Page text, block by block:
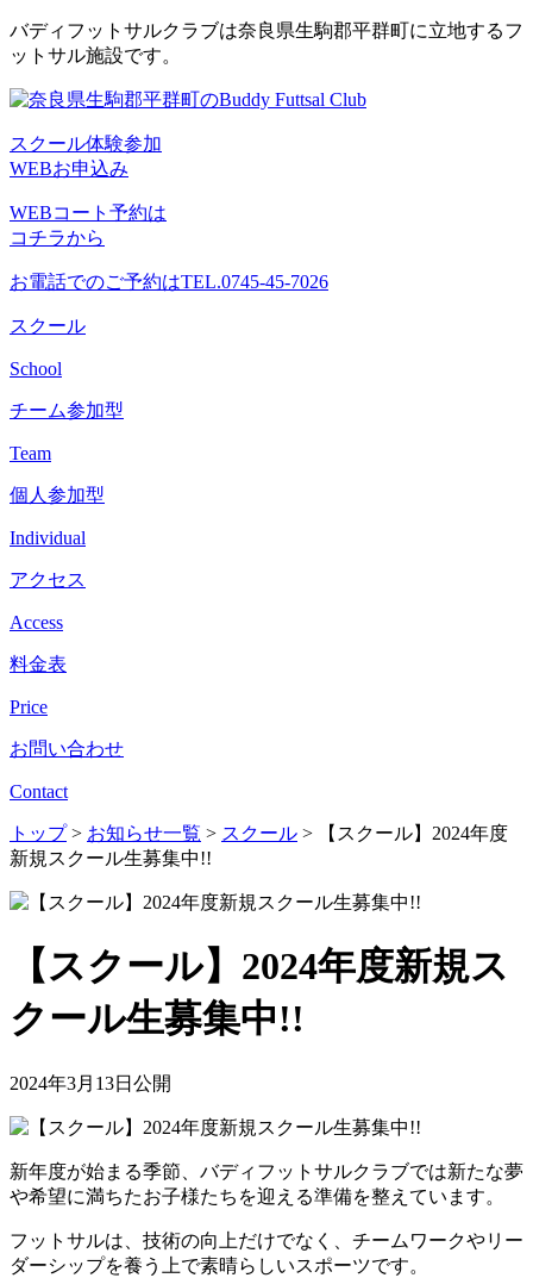
コ
ン
ン
へ
ス
キ
ッ
バディフットサルクラブは奈良県生駒郡平群町に立地するフ
ットサル施設です。
スクール体験参加
WEBお申込み
WEBコート予約は
コチラから
お電話でのご予約はTEL.0745-45-7026
スクール
School
チーム参加型
Team
個人参加型
Individual
アクセス
Access
料金表
Price
お問い合わせ
Contact
トップ> お知らせ一覧 > スクール >
【スクール】2024年度
新規スクール生募集中!!
【スクール】2024年度新規ス
クール生募集中!!
2024年3月13日公開
新年度が始まる季節、バディフットサルクラブでは新たな夢
や希望に満ちたお子様たちを迎える準備を整えています。
フットサルは、技術の向上だけでなく、チームワークやリー
ダーシップを養う上で素晴らしいスポーツです。